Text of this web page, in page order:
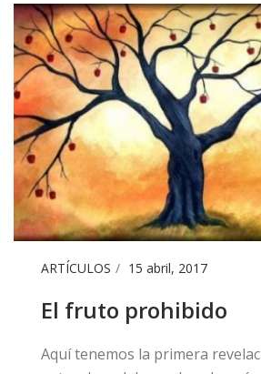
ARTÍCULOS 15 abril, 2017
El fruto prohibido
​Aquí tenemos la primera